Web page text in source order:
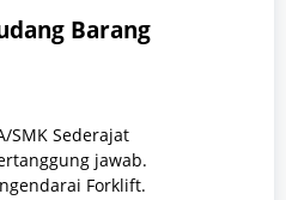
Barang
SMK Sederajat
jawab.
Forklift.